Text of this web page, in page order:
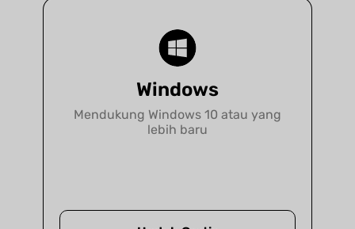
kantor hukum yang ingin beralih ke tanpa
kertas, meningkatkan produktivitas, atau
meningkatkan kolaborasi.
Lebih Banyak Informasi
Windows
Mendukung Windows 10 atau yang
lebih baru